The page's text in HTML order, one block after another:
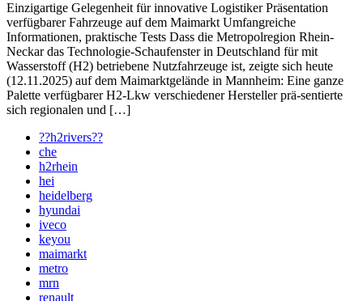
Einzigartige Gelegenheit für innovative Logistiker Präsentation
verfügbarer Fahrzeuge auf dem Maimarkt Umfangreiche
Informationen, praktische Tests Dass die Metropolregion Rhein-
Neckar das Technologie-Schaufenster in Deutschland für mit
Wasserstoff (H2) betriebene Nutzfahrzeuge ist, zeigte sich heute
(12.11.2025) auf dem Maimarktgelände in Mannheim: Eine ganze
Palette verfügbarer H2-Lkw verschiedener Hersteller prä-sentierte
sich regionalen und […]
??h2rivers??
che
h2rhein
hei
heidelberg
hyundai
iveco
keyou
maimarkt
metro
mrn
renault